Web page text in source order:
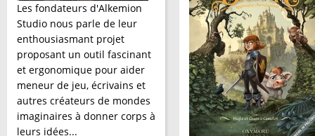
Les fondateurs d'Alkemion
Studio nous parle de leur
enthousiasmant projet
proposant un outil fascinant
et ergonomique pour aider
meneur de jeu, écrivains et
autres créateurs de mondes
imaginaires à donner corps à
leurs idées...